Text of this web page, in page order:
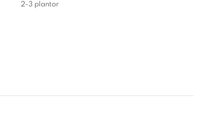
2-3 plantor